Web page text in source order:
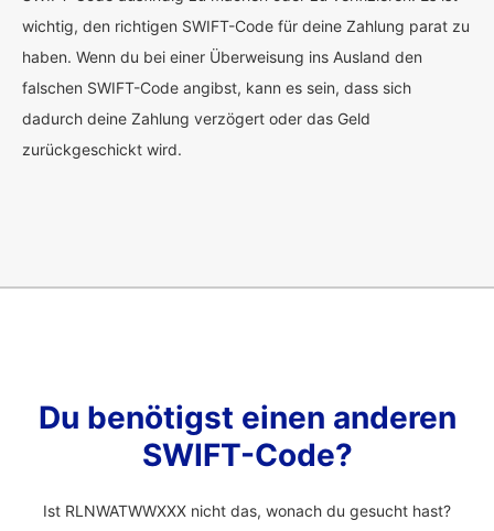
wichtig, den richtigen SWIFT-Code für deine Zahlung parat zu
haben. Wenn du bei einer Überweisung ins Ausland den
falschen SWIFT-Code angibst, kann es sein, dass sich
dadurch deine Zahlung verzögert oder das Geld
zurückgeschickt wird.
Du benötigst einen anderen
SWIFT-Code?
Ist RLNWATWWXXX nicht das, wonach du gesucht hast?